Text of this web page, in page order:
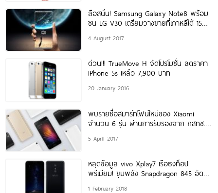
ลือสนั่น! Samsung Galaxy Note8 พร้อม
ชน LG V30 เตรียมวางขายที่เกาหลีใต้ 15
4 August 2017
ด่วน!!! TrueMove H จัดโปรโมชั่น ลดราคา
iPhone 5s เหลือ 7,900 บาท
20 January 2016
พบรายชื่อสมาร์ทโฟนใหม่ของ Xiaomi
จำนวน 6 รุ่น ผ่านการรับรองจาก กสทช.
5 April 2017
หลุดข้อมูล vivo Xplay7 เรือธงท็อป
พรีเมียม! ขุมพลัง Snapdragon 845 อัด
1 February 2018